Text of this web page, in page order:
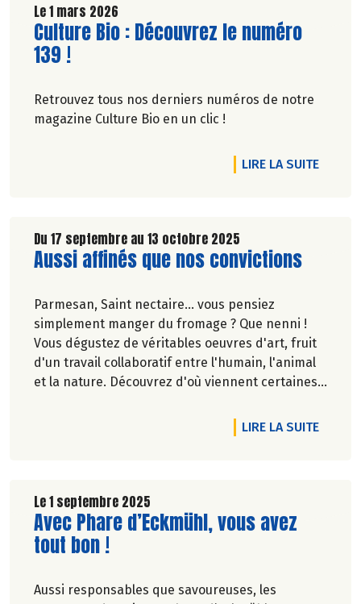
Le 1 mars 2026
Lire la suite de l'article
Culture Bio : Découvrez le numéro
139 !
Retrouvez tous nos derniers numéros de notre
magazine Culture Bio en un clic !
LIRE LA SUITEDE
Du 17 septembre au 13 octobre 2025
Lire la suite de l'article
Aussi affinés que nos convictions
Parmesan, Saint nectaire... vous pensiez
simplement manger du fromage ? Que nenni !
Vous dégustez de véritables oeuvres d'art, fruit
d'un travail collaboratif entre l'humain, l'animal
et la nature. Découvrez d'où viennent certaines
vins, fromages et charcuterie d'automne.*
vidéos, selon la sélection en magasin et les
stocks disponibles.
LIRE LA SUITEDE
Le 1 septembre 2025
Lire la suite de l'article
Avec Phare d’Eckmühl, vous avez
tout bon !
Aussi responsables que savoureuses, les